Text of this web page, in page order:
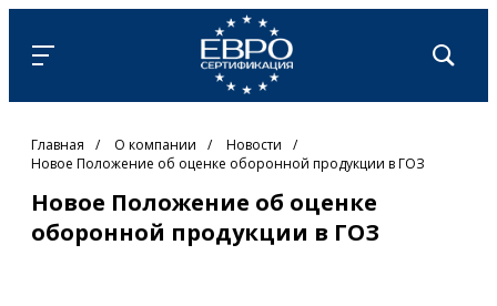
Главная / О компании / Новости
/
Новое Положение об оценке оборонной продукции в ГОЗ
Новое Положение об оценке
оборонной продукции в ГОЗ